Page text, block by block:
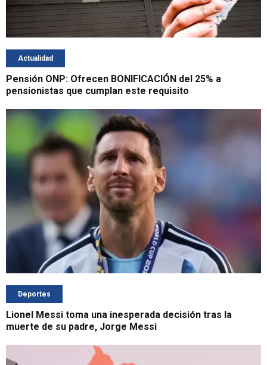
Actualidad
Pensión ONP: Ofrecen BONIFICACIÓN del 25% a
pensionistas que cumplan este requisito
Deportes
Lionel Messi toma una inesperada decisión tras la
muerte de su padre, Jorge Messi